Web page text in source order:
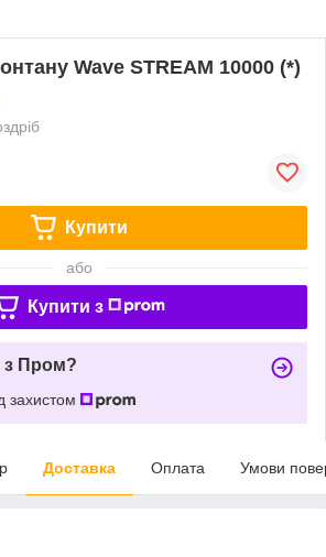
Wave STREAM 10000 (*)
Купити
або
Купити з
з Пром?
захистом
Доставка Оплата Умови